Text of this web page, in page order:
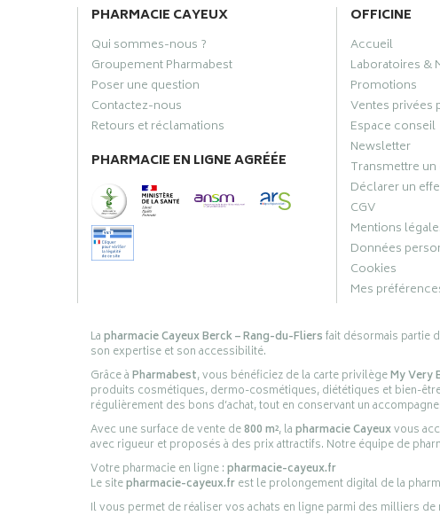
PHARMACIE CAYEUX
Qui sommes-nous ?
Groupement Pharmabest
Poser une question
Contactez-nous
Retours et réclamations
PHARMACIE EN LIGNE AGRÉÉE
OFFICINE
Accueil
Laboratoires &
Promotions
Ventes privées
Espace conseil
Newsletter
Transmettre
Déclarer un
CGV
Mentions
Données
Cookies
Mes
Lapharmacie Cayeux Berck – Rang-du-Fliersfait désormais partie
son expertise et son accessibilité.
Grâce àPharmabest, vous bénéficiez de la carte privilègeMy Very
produits cosmétiques, dermo-cosmétiques, diététiques et bien-
régulièrement des bons d’achat, tout en conservant un
Avec une surface de vente de800 m², lapharmacie Cayeuxvous
avec rigueur et proposés à des prix attractifs. Notre équipe de
Votre pharmacie en ligne :pharmacie-cayeux.fr
Le sitepharmacie-cayeux.frest le prolongement digital de la
Il vous permet de réaliser vos achats en ligne parmi des milliers de